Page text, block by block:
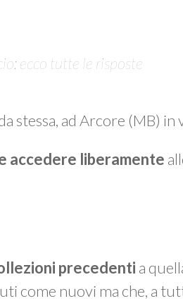
ecco tutte le risposte
stessa, ad Arcore (MB) in
accedere liberamente
precedenti a
come nuovi ma che, a